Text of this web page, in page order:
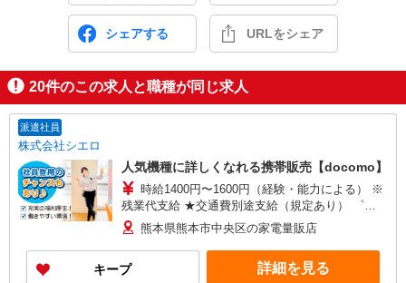
シェアする URLをシェア
20件のこの求人と職種が同じ求人
派遣社員
株式会社シエロ
人気機種に詳しくなれる携帯販売【docomo】
時給1400円〜1600円（経験・能力による） ※
残業代支給 ★交通費別途支給（規定あり） ゜
+゜・。○。・゜+゜・。○。・゜+゜ 入社祝い金10
万円支給(規定有) お友達を紹介頂くと, インセンテ
ィブ支給(規定有) ★月2回払い・週払い可能（規程
有）★ ゜・。○。・゜+゜・。○。・゜+゜
熊本県熊本市中央区の家電量販店
キープ 詳細を見る